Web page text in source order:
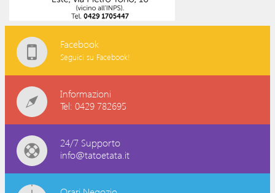
Facebook
Seguici su Facebook!
Informazioni
Tel: 0429 782695
24/7 Supporto
info@tatoetata.it